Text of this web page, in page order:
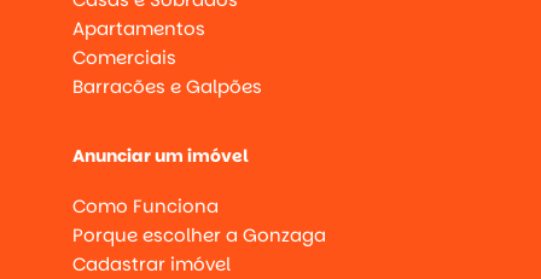
Apartamentos
Comerciais
Barracões e Galpões
Anunciar um imóvel
Como Funciona
Porque escolher a Gonzaga
Cadastrar imóvel